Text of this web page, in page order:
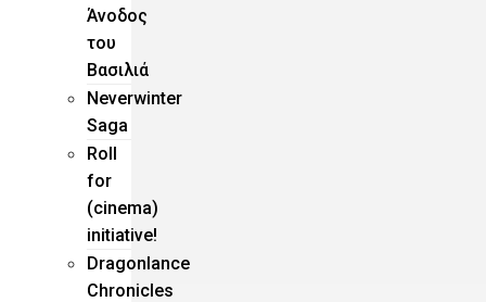
Άνοδος
του
Βασιλιά
Neverwinter
Saga
Roll
for
(cinema)
initiative!
Dragonlance
Chronicles